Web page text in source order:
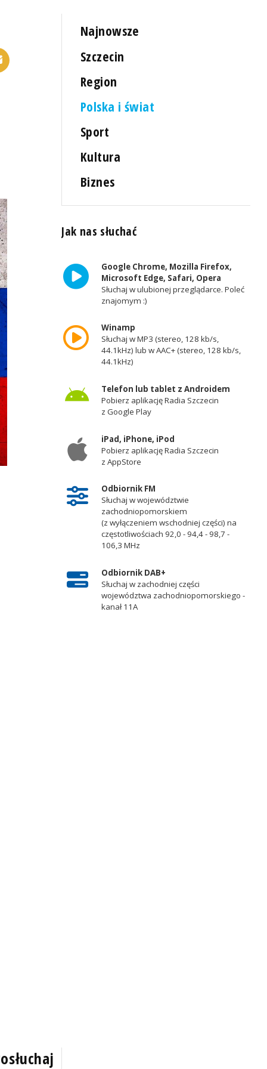
Najnowsze
Szczecin
Region
Polska i świat
Sport
Kultura
Biznes
Jak nas słuchać
Google Chrome, Mozilla Firefox,
Microsoft Edge, Safari, Opera
Słuchaj w ulubionej przeglądarce. Poleć
znajomym :)
Winamp
Słuchaj w MP3 (stereo, 128 kb/s,
44.1kHz) lub w AAC+ (stereo, 128 kb/s,
44.1kHz)
Telefon lub tablet z Androidem
Pobierz aplikację Radia Szczecin
z Google Play
iPad, iPhone, iPod
Pobierz aplikację Radia Szczecin
z AppStore
Odbiornik FM
Słuchaj w województwie
zachodniopomorskiem
(z wyłączeniem wschodniej części) na
częstotliwościach 92,0 - 94,4 - 98,7 -
106,3 MHz
Odbiornik DAB+
Słuchaj w zachodniej części
województwa zachodniopomorskiego -
kanał 11A